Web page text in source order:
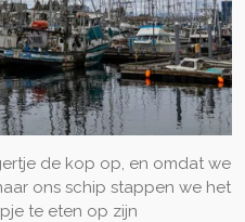
de kop op, en omdat we
ons schip stappen we het
te eten op zijn